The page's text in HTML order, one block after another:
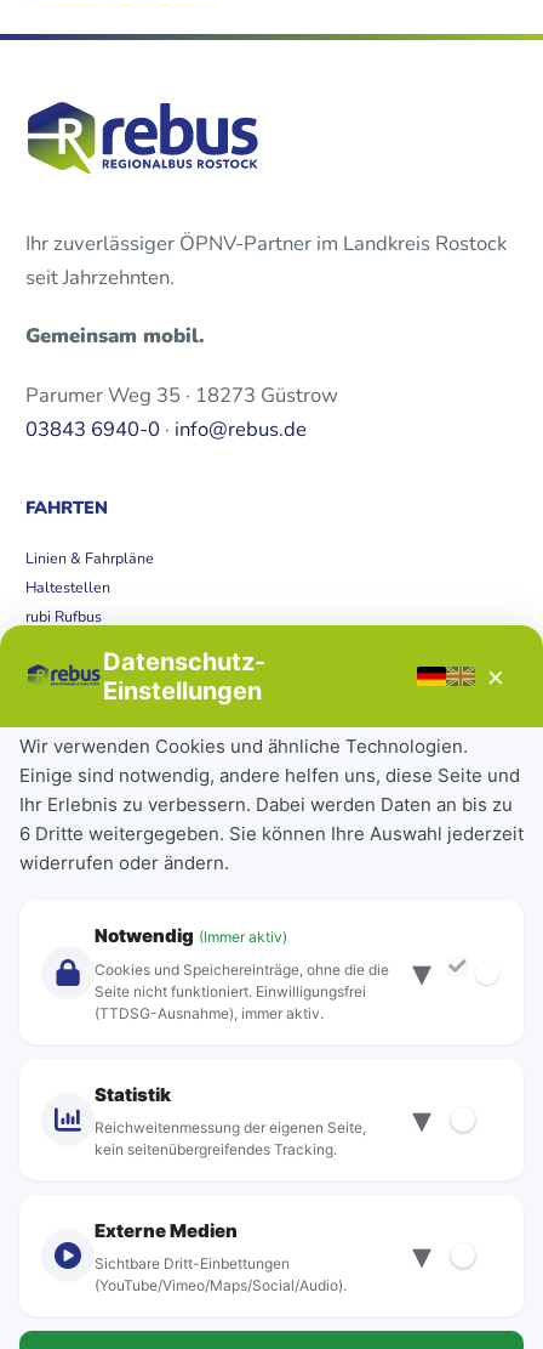
Ihr zuverlässiger ÖPNV-Partner im Landkreis Rostock
seit Jahrzehnten.
Gemeinsam mobil.
Parumer Weg 35 · 18273 Güstrow
03843 6940-0 · info@rebus.de
FAHRTEN
Linien & Fahrpläne
Haltestellen
rubi Rufbus
Störungen
Tickets & Tarife
Deutschlandticket
Schülerkarte
Einzeltickets
Abonnements
Über Rebus
Standorte
© rebus Regionalbus Rostock GmbH
Datenschutz-
Einstellungen
×
Wir verwenden Cookies und ähnliche Technologien.
Einige sind notwendig, andere helfen uns, diese Seite und
Ihr Erlebnis zu verbessern. Dabei werden Daten an bis zu
6 Dritte weitergegeben. Sie können Ihre Auswahl jederzeit
widerrufen oder ändern.
Notwendig (Immer aktiv)
Cookies und Speichereinträge, ohne die die
Seite nicht funktioniert. Einwilligungsfrei
(TTDSG-Ausnahme), immer aktiv.
▾
Statistik
Reichweitenmessung der eigenen Seite,
kein seitenübergreifendes Tracking.
▾
Externe Medien
Sichtbare Dritt-Einbettungen
(YouTube/Vimeo/Maps/Social/Audio).
▾